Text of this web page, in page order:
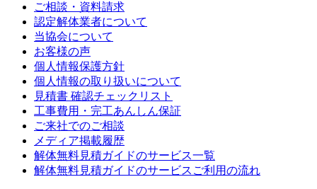
ご相談・資料請求
認定解体業者について
当協会について
お客様の声
個人情報保護方針
個人情報の取り扱いについて
見積書 確認チェックリスト
工事費用・完工あんしん保証
ご来社でのご相談
メディア掲載履歴
解体無料見積ガイドのサービス一覧
解体無料見積ガイドのサービスご利用の流れ